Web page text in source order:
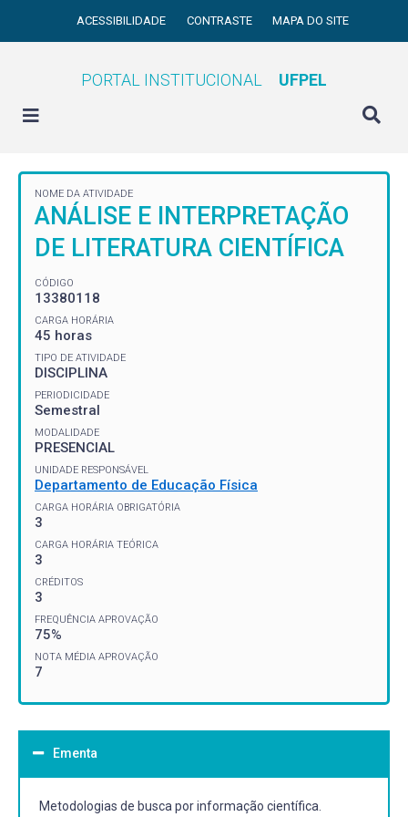
ACESSIBILIDADE CONTRASTE MAPA DO SITE
PORTAL INSTITUCIONAL UFPEL
NOME DA ATIVIDADE
ANÁLISE E INTERPRETAÇÃO
DE LITERATURA CIENTÍFICA
CÓDIGO
13380118
CARGA HORÁRIA
45 horas
TIPO DE ATIVIDADE
DISCIPLINA
PERIODICIDADE
Semestral
MODALIDADE
PRESENCIAL
UNIDADE RESPONSÁVEL
Departamento de Educação Física
CARGA HORÁRIA OBRIGATÓRIA
3
CARGA HORÁRIA TEÓRICA
3
CRÉDITOS
3
FREQUÊNCIA APROVAÇÃO
75%
NOTA MÉDIA APROVAÇÃO
7
Ementa
Metodologias de busca por informação científica.